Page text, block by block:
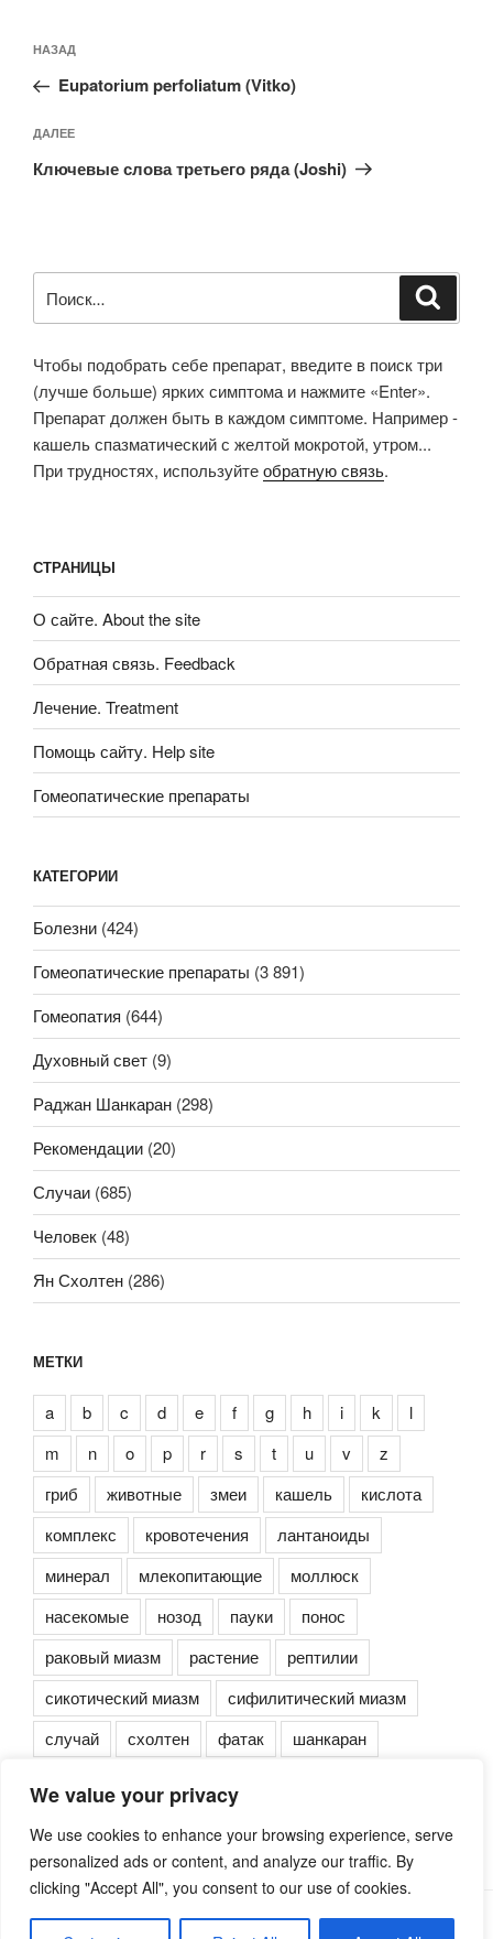
We value your privacy
We use cookies to enhance your browsing experience, serve
personalized ads or content, and analyze our traffic. By
clicking "Accept All", you consent to our use of cookies.
по
записям
Предыдущая
запись:
НАЗАД
Eupatorium perfoliatum (Vitko)
Следующая
запись
ДАЛЕЕ
Ключевые слова третьего ряда (Joshi)
Чтобы подобрать себе препарат, введите в поиск три
(лучше больше) ярких симптома и нажмите «Enter».
Препарат должен быть в каждом симптоме. Например -
кашель спазматический с желтой мокротой, утром...
При трудностях, используйтеобратную связь.
СТРАНИЦЫ
О сайте. About the site
Обратная связь. Feedback
Лечение. Treatment
Помощь сайту. Help site
Гомеопатические препараты
КАТЕГОРИИ
Болезни (424)
Гомеопатические препараты (3 891)
Гомеопатия (644)
Духовный свет (9)
Раджан Шанкаран (298)
Рекомендации (20)
Случаи (685)
Человек (48)
Ян Схолтен (286)
МЕТКИ
a b c d e f g h i k
l
m
n o p r s t u v
z
гриб
животные змеи кашель
кислота
комплекс
кровотечения
лантаноиды
минерал
млекопитающие
моллюск
насекомые
нозод пауки
понос
раковый миазм
растение
рептилии
сикотический миазм
сифилитический миазм
случай
схолтен фатак шанкаран